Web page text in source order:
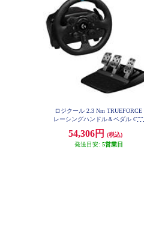
ロジクール 2.3 Nm TRUEFORCE
レーシングハンドル＆ペダル G92
54,306円
(税込)
発送目安: 5営業日